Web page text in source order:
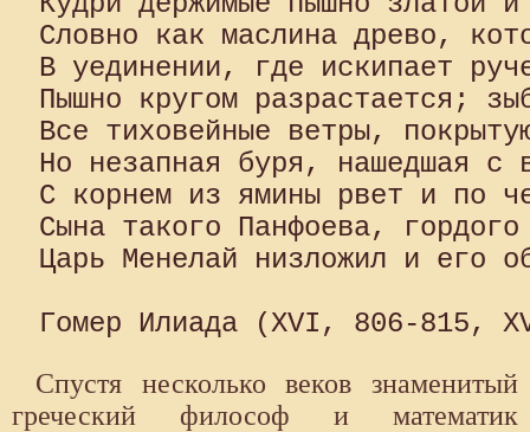
Словно как маслина древо,
В уединении, где искипает
Пышно кругом разрастается;
Все тиховейные ветры,
Но незапная буря, нашедшая с
С корнем из ямины рвет и по
Сына такого Панфоева,
Царь Менелай низложил и его
Спустя несколько веков знаменитый
греческий философ и ма­тематик